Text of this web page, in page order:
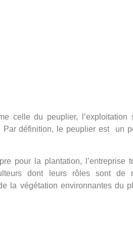
celle du peuplier, l’exploitation
Par définition, le peuplier est un
pour la plantation, l’entreprise
dont leurs rôles sont de
la végétation environnantes du